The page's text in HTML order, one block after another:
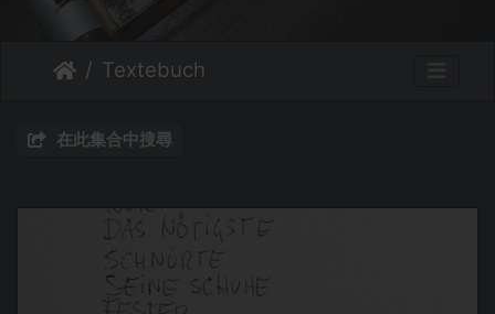
Textebuch
在此集合中搜尋